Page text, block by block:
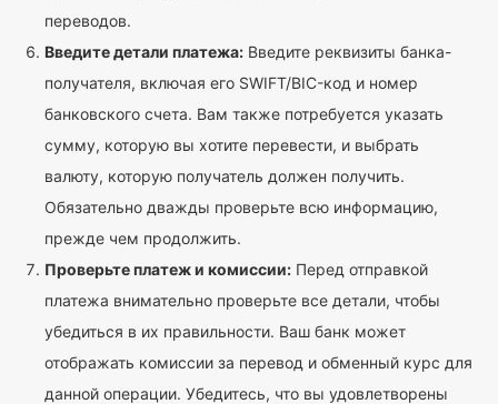
переводов.
Введите детали платежа: Введите реквизиты банка-
получателя, включая его SWIFT/BIC-код и номер
банковского счета. Вам также потребуется указать
сумму, которую вы хотите перевести, и выбрать
валюту, которую получатель должен получить.
Обязательно дважды проверьте всю информацию,
прежде чем продолжить.
Проверьте платеж и комиссии: Перед отправкой
платежа внимательно проверьте все детали, чтобы
убедиться в их правильности. Ваш банк может
отображать комиссии за перевод и обменный курс для
данной операции. Убедитесь, что вы удовлетворены